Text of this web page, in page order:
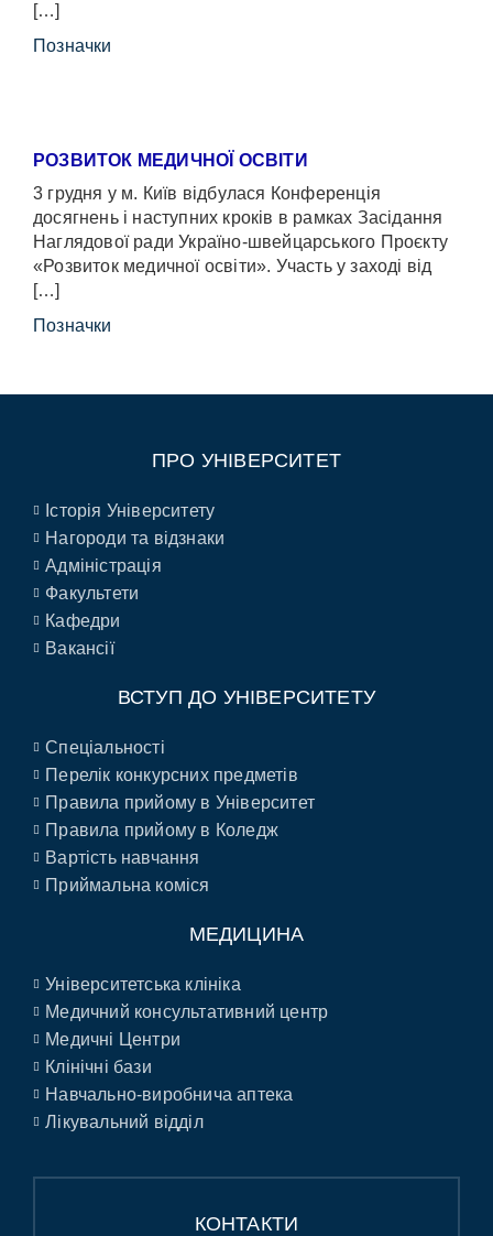
[…]
Позначки
РОЗВИТОК МЕДИЧНОЇ ОСВІТИ
3 грудня у м. Київ відбулася Конференція
досягнень і наступних кроків в рамках Засідання
Наглядової ради Україно-швейцарського Проєкту
«Розвиток медичної освіти». Участь у заході від
[…]
Позначки
ПРО УНІВЕРСИТЕТ
Історія Університету
Нагороди та відзнаки
Адміністрація
Факультети
Кафедри
Вакансії
ВСТУП ДО УНІВЕРСИТЕТУ
Спеціальності
Перелік конкурсних предметів
Правила прийому в Університет
Правила прийому в Коледж
Вартість навчання
Приймальна коміся
МЕДИЦИНА
Університетська клініка
Медичний консультативний центр
Медичні Центри
Клінічні бази
Навчально-виробнича аптека
Лікувальний відділ
КОНТАКТИ